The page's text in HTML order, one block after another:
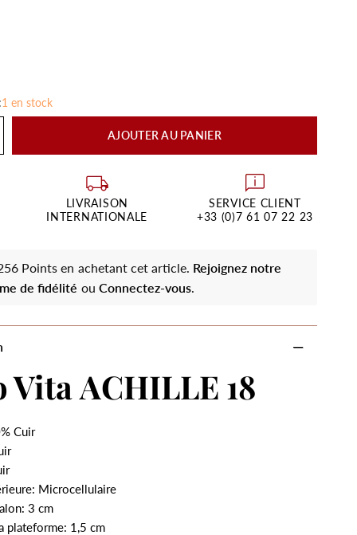
1 en stock
AJOUTER AU PANIER
LIVRAISON
INTERNATIONALE
SERVICE CLIENT
+33 (0)7 61 07 22 23
Points en achetant cet article. Rejoignez notre
de fidélité ou Connectez-vous.
Vita ACHILLE 18
Cuir
Microcellulaire
3 cm
plateforme: 1,5 cm